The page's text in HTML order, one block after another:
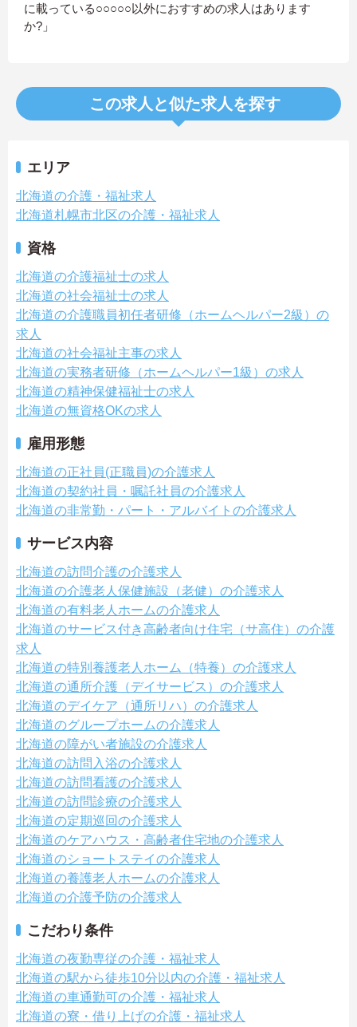
に載っている○○○○○以外におすすめの求人はあります
か?」
この求人と似た求人を探す
エリア
北海道の介護・福祉求人
北海道札幌市北区の介護・福祉求人
資格
北海道の介護福祉士の求人
北海道の社会福祉士の求人
北海道の介護職員初任者研修（ホームヘルパー2級）の
求人
北海道の社会福祉主事の求人
北海道の実務者研修（ホームヘルパー1級）の求人
北海道の精神保健福祉士の求人
北海道の無資格OKの求人
雇用形態
北海道の正社員(正職員)の介護求人
北海道の契約社員・嘱託社員の介護求人
北海道の非常勤・パート・アルバイトの介護求人
サービス内容
北海道の訪問介護の介護求人
北海道の介護老人保健施設（老健）の介護求人
北海道の有料老人ホームの介護求人
北海道のサービス付き高齢者向け住宅（サ高住）の介護
求人
北海道の特別養護老人ホーム（特養）の介護求人
北海道の通所介護（デイサービス）の介護求人
北海道のデイケア（通所リハ）の介護求人
北海道のグループホームの介護求人
北海道の障がい者施設の介護求人
北海道の訪問入浴の介護求人
北海道の訪問看護の介護求人
北海道の訪問診療の介護求人
北海道の定期巡回の介護求人
北海道のケアハウス・高齢者住宅地の介護求人
北海道のショートステイの介護求人
北海道の養護老人ホームの介護求人
北海道の介護予防の介護求人
こだわり条件
北海道の夜勤専従の介護・福祉求人
北海道の駅から徒歩10分以内の介護・福祉求人
北海道の車通勤可の介護・福祉求人
北海道の寮・借り上げの介護・福祉求人